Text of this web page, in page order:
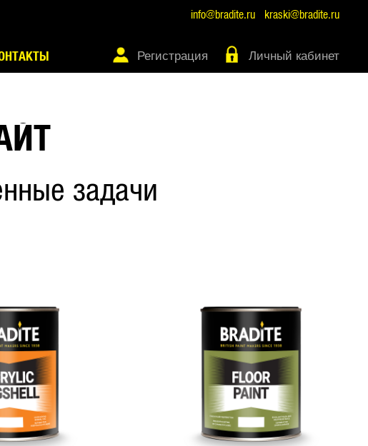
info@bradite.ru kraski@bradite.ru
Регистрация Личный кабинет
задачи